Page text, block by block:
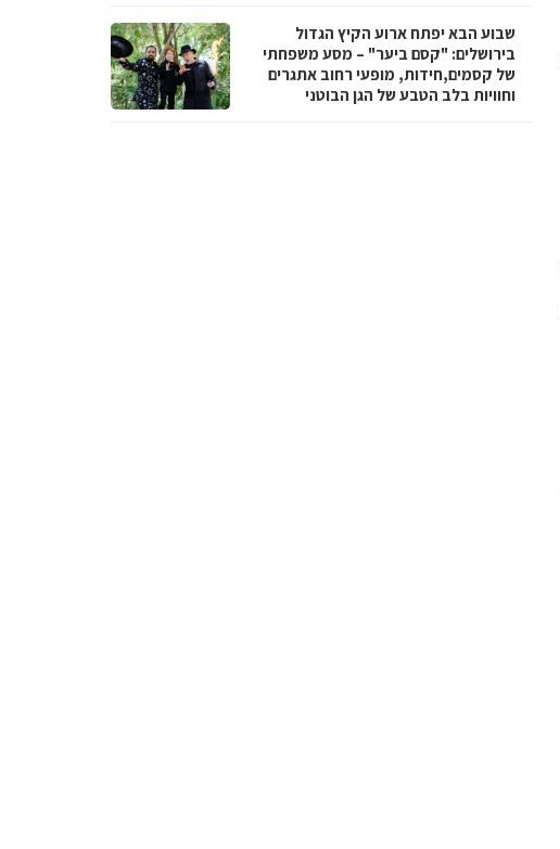
שבוע הבא יפתח ארוע הקיץ הגדול
בירושלים: "קסם ביער" – מסע משפחתי
של קסמים,חידות, מופעי רחוב אתגרים
וחוויות בלב הטבע של הגן הבוטני